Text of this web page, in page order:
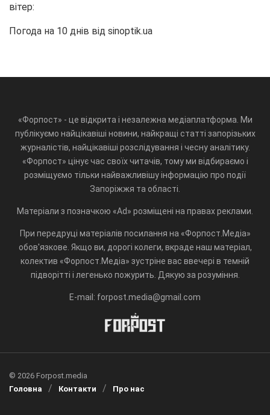
вітер:
Погода на 10 днів від sinoptik.ua
«Форпост» - це відкрита і незалежна медіаплатформа. Ми
публікуємо найцікавіші новини, найкращі статті запорізьких
журналістів, найцікавіші розслідування і чесну аналітику.
«Форпост» цінує час своїх читачів, тому ми відбираємо і
розміщуємо тільки найважливішу інформацію про події
Запоріжжя та області.
Матеріали з позначкою «Ad» розміщені на правах реклами.
При передруці матеріалів посилання на «Форпост.Медіа»
обов'язкове. Якщо ви, дорогі колеги, вкраде наш матеріал,
колектив «Форпост.Медіа» зустріне вас ввечері в темній
підворітті і легенько пожурить. Дякую за розуміння.
E-mail: forpost.media@gmail.com
© 2026 Forpost.media
Головна
Контакти Про нас